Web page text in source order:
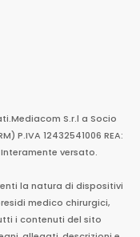
Mediacom S.r.l a Socio
P.IVA 12432541006 REA:
Interamente versato.
la natura di dispositivi
medico chirurgici,
i contenuti del sito